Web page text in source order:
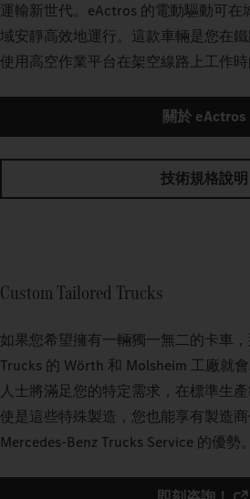
運輸新世代。eActros 的電動驅動可在
域安靜高效地運行。這款車輛是您在
使用高空作業平台在架空線路上工作時
關於 eActros
技術規格說明
Custom Tailored Trucks
如果您希望擁有一輛獨一無二的卡車，
Trucks 的 Wörth 和 Molsheim 工廠就
人士將滿足您的特定需求，在標準生
使是這些特殊製造，您也能享有製造
Mercedes‑Benz Trucks Service 的優勢。